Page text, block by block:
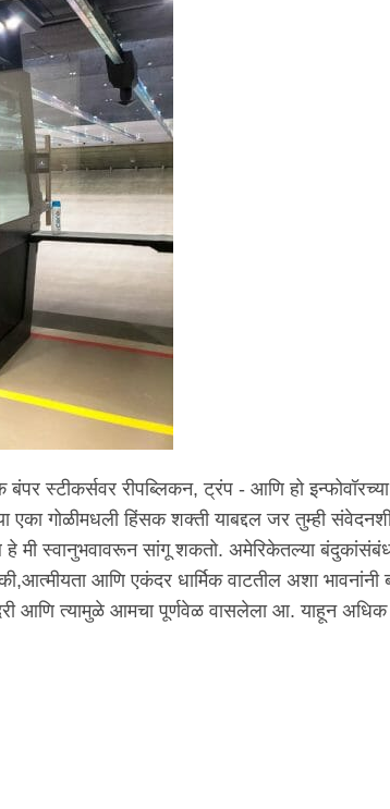
स्टीकर्सवर रीपब्लिकन, ट्रंप - आणि हो इन्फोवॉरच्या
गोळीमधली हिंसक शक्ती याबद्दल जर तुम्ही
हे मी स्वानुभवावरून सांगू शकतो. अमेरिकेतल्या
आणि एकंदर धार्मिक वाटतील अशा भावनांनी
आणि त्यामुळे आमचा पूर्णवेळ वासलेला आ. याहून